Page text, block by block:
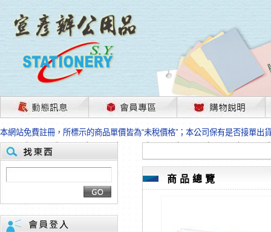
茲因國際情勢變化石油及塑化原物料波動漲幅甚大，部份上游供應商已採取
本網站免費註冊，所標示的商品單價皆為“未稅價格”；本公司保有是否接單出
HP、EPSON、CANON原廠耗材價格浮動，下單前請先跟客服人員確認最新
本網站免費註冊，所標示的商品單價皆為“未稅價格”；本公司保有是否接單出
匯款客戶請注意！因商品繁複來不及發現短缺，遂待客服人員跟您確認訂單
本網站免費註冊，所標示的商品單價皆為“未稅價格”；本公司保有是否接單出
茲因國際情勢變化石油及塑化原物料波動漲幅甚大，部份上游供應商已採取
本網站免費註冊，所標示的商品單價皆為“未稅價格”；本公司保有是否接單出
HP、EPSON、CANON原廠耗材價格浮動，下單前請先跟客服人員確認最新
本網站免費註冊，所標示的商品單價皆為“未稅價格”；本公司保有是否接單出
商品總覽